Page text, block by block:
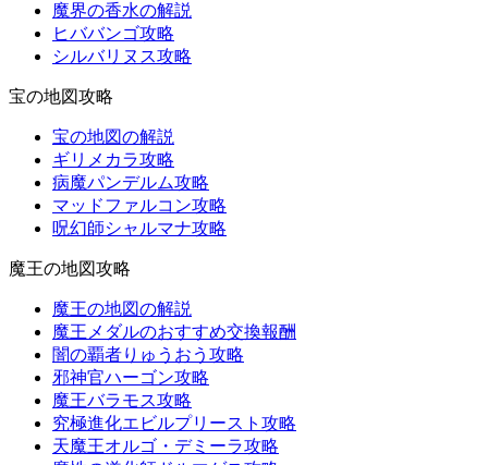
魔界の香水の解説
ヒババンゴ攻略
シルバリヌス攻略
宝の地図攻略
宝の地図の解説
ギリメカラ攻略
病魔パンデルム攻略
マッドファルコン攻略
呪幻師シャルマナ攻略
魔王の地図攻略
魔王の地図の解説
魔王メダルのおすすめ交換報酬
闇の覇者りゅうおう攻略
邪神官ハーゴン攻略
魔王バラモス攻略
究極進化エビルプリースト攻略
天魔王オルゴ・デミーラ攻略